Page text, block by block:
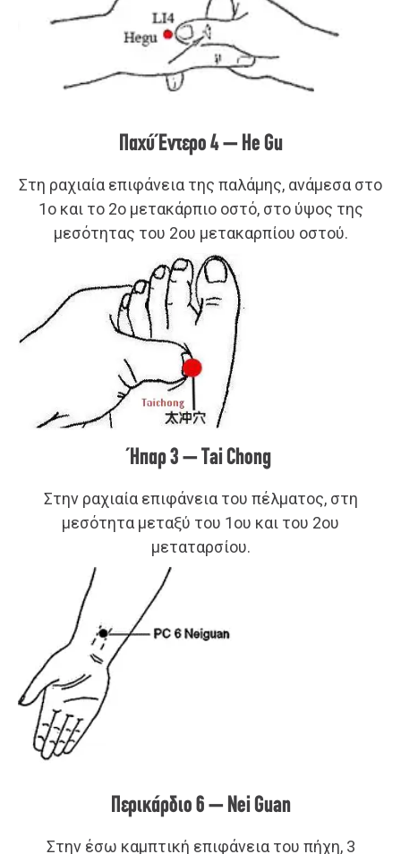
Παχύ Έντερο 4 – He Gu
Στη ραχιαία επιφάνεια της παλάμης, ανάμεσα στο
1ο και το 2ο μετακάρπιο οστό, στο ύψος της
μεσότητας του 2ου μετακαρπίου οστού.
Ήπαρ 3 – Tai Chong
Στην ραχιαία επιφάνεια του πέλματος, στη
μεσότητα μεταξύ του 1ου και του 2ου
μεταταρσίου.
Περικάρδιο 6 – Nei Guan
Στην έσω καμπτική επιφάνεια του πήχη, 3